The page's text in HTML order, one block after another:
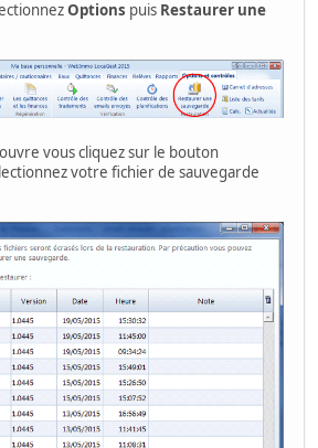
Options puis Restaurer une
vous cliquez sur le bouton
votre fichier de sauvegarde